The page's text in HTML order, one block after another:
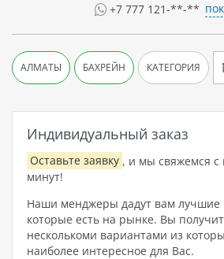
Индивидуальный заказ
Оставьте заявку , и мы свяжемся с
минут!
Наши менджеры дадут вам лучшие
которые есть на рынке. Вы
несколькоми вариантами из
наиболее интересное для Вас.
+7 777 121-**-**
АЛМАТЫ БАХРЕЙН КАТЕГОРИЯ